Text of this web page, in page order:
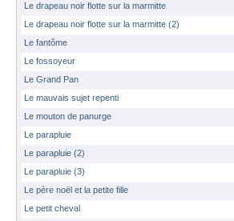
Le drapeau noir flotte sur la marmitte
Le drapeau noir flotte sur la marmitte (2)
Le fantôme
Le fossoyeur
Le Grand Pan
Le mauvais sujet repenti
Le mouton de panurge
Le parapluie
Le parapluie (2)
Le parapluie (3)
Le père noël et la petite fille
Le petit cheval